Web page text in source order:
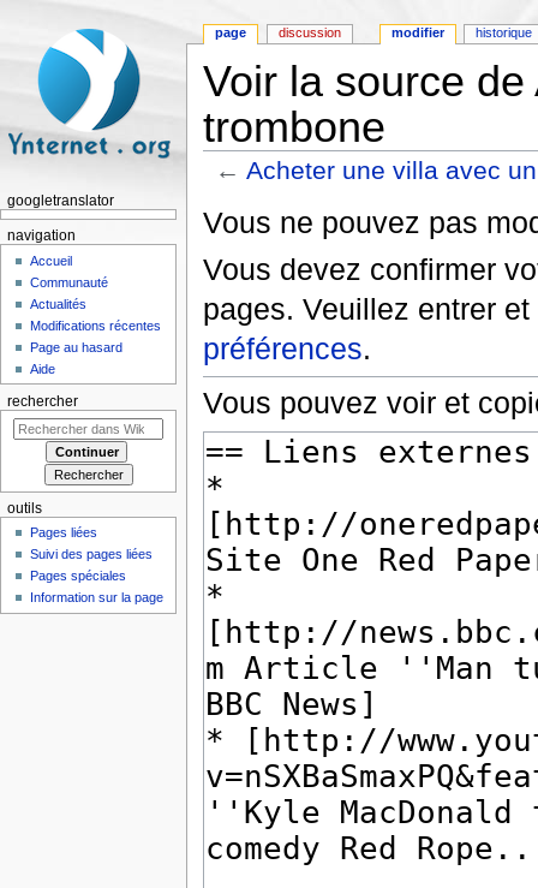
Voir la source
trombone
←Acheter une villa avec
Vous ne pouvez pas
Vous devez confirmer
pages. Veuillez entrer
préférences.
Vous pouvez voir et
page discussion modifier historique
googletranslator
navigation
Accueil
Communauté
Actualités
Modifications récentes
Page au hasard
Aide
rechercher
outils
Pages liées
Suivi des pages liées
Pages spéciales
Information sur la page